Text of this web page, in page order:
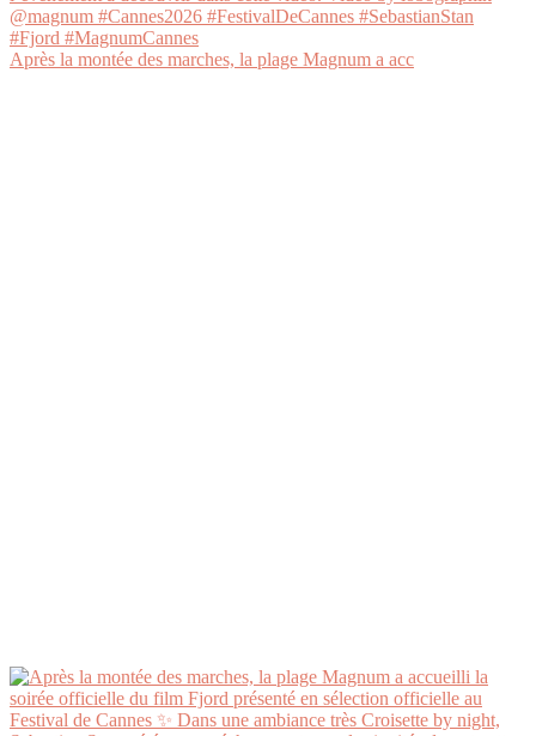
Après la montée des marches, la plage Magnum a acc